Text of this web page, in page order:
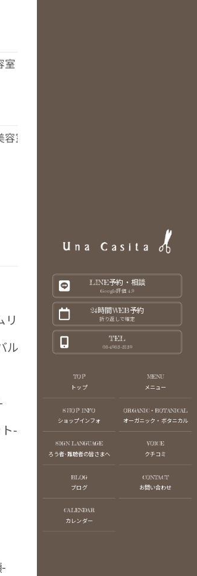
室 手話美容室 オーガニックカラー取
室 オーガニックカラー取扱
ペアスキャルプシャンプー-
ルミルボン-
-
-
LINE予約・相談
Google評価 4.9
24時間WEB予約
折り返しで確定
TEL
06-4963-3139
TOP
トップ
MENU
メニュー
SHOP INFO
ショップインフォ
ORGANIC・BOTANICAL
オーガニック・ボタニカル
SIGN LANGUAGE
ろう者･難聴者の皆さまへ
VOICE
クチコミ
BLOG
ブログ
CONTACT
お問い合わせ
CALENDAR
カレンダー